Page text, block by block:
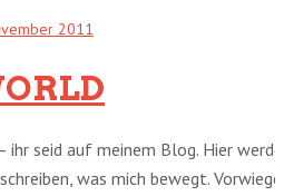
2011
seid auf meinem Blog. Hier
was mich bewegt.